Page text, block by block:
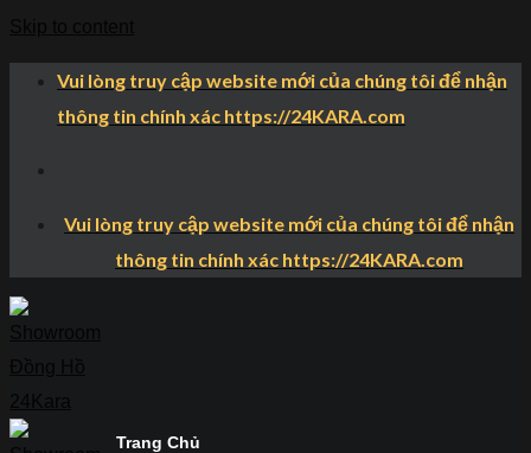
Vui lòng truy cập website mới của chúng tôi để nhận
thông tin chính xác https://24KARA.com
Vui lòng truy cập website mới của chúng tôi để nhận
thông tin chính xác https://24KARA.com
Trang Chủ